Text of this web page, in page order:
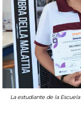
La estudiante de la